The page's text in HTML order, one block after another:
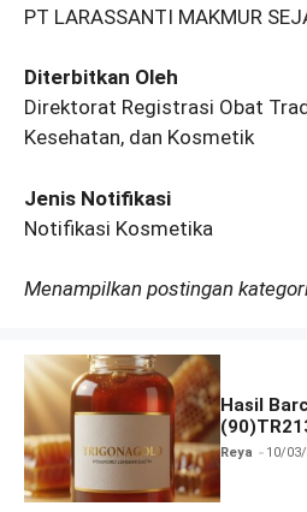
PT LARASSANTI MAKMUR
Diterbitkan Oleh
Direktorat Registrasi Obat
Kesehatan, dan Kosmetik
Jenis Notifikasi
Notifikasi Kosmetika
Menampilkan postingan
Hasil
dan Izin
Reya 10/